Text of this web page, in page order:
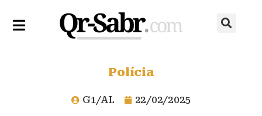
Polícia
G1/AL 22/02/2025